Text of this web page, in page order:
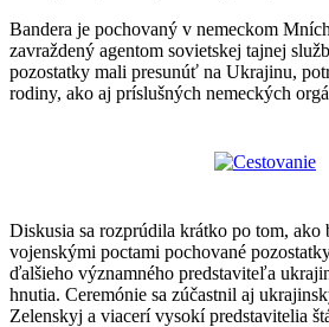
Bandera je pochovaný v nemeckom
zavraždený agentom sovietskej tajnej
pozostatky mali presunúť na Ukrajinu,
rodiny, ako aj príslušných nemeckých
Diskusia sa rozprúdila krátko po tom,
vojenskými poctami pochované
ďalšieho významného predstaviteľa
hnutia. Ceremónie sa zúčastnil aj
Zelenskyj a viacerí vysokí predstavitelia